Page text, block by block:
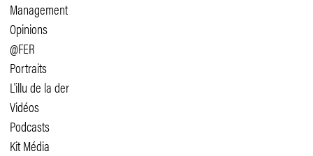
Management
Opinions
@FER
Portraits
L'illu de la der
Vidéos
Podcasts
Kit Média